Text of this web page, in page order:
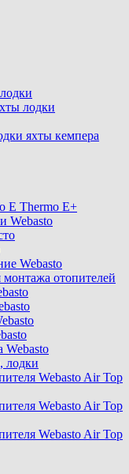
лодки
яхты кемпера
E Thermo E+
Webasto
Webasto
отопителей
Webasto
лодки
Webasto Air Top
Webasto Air Top
Webasto Air Top